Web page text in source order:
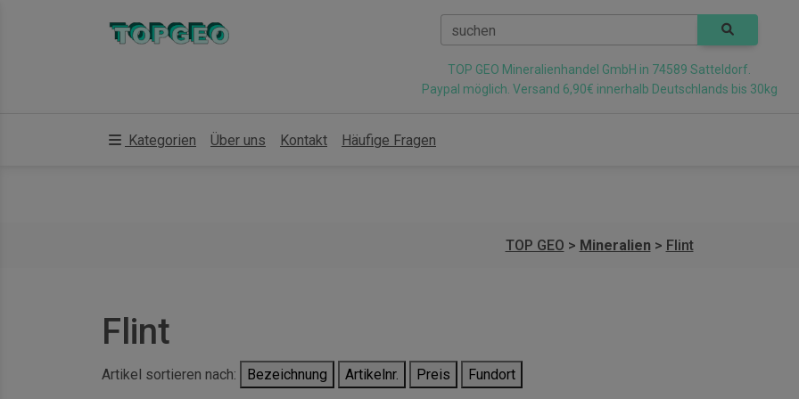
suchen
TOP GEO Mineralienhandel GmbH in 74589 Satteldorf.
Paypal möglich. Versand 6,90€ innerhalb Deutschlands bis 30kg
Kategorien Über uns Kontakt Häufige Fragen
TOP GEO > Mineralien > Flint
Flint
Artikel sortieren nach: Bezeichnung Artikelnr. Preis Fundort